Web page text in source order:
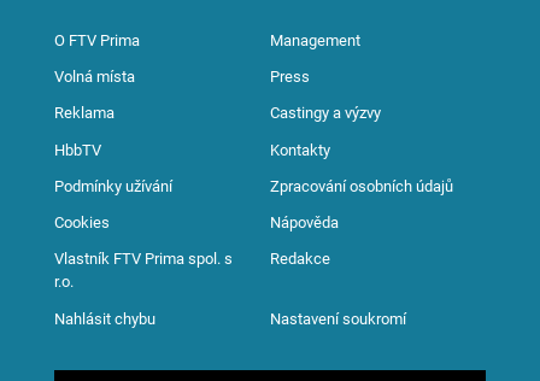
O FTV Prima Management
Volná místa Press
Reklama Castingy a výzvy
HbbTV Kontakty
Podmínky užívání Zpracování osobních údajů
Cookies Nápověda
Vlastník FTV Prima spol. s
r.o.
Redakce
Nahlásit chybu Nastavení soukromí